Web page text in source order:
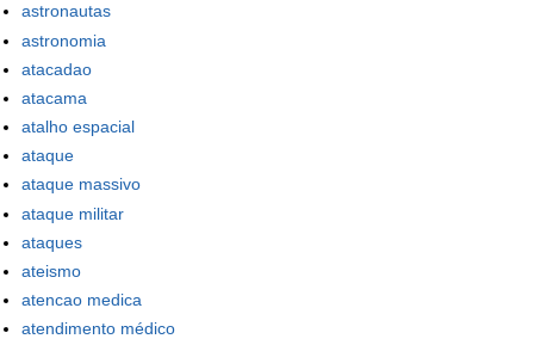
astronautas
astronomia
atacadao
atacama
atalho espacial
ataque
ataque massivo
ataque militar
ataques
ateismo
atencao medica
atendimento médico